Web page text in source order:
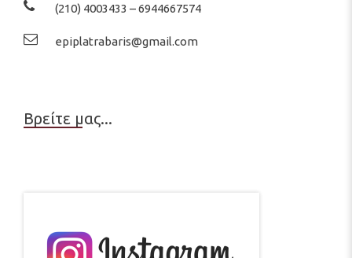
(210) 4003433 – 6944667574
epiplatrabaris@gmail.com
Βρείτε μας...